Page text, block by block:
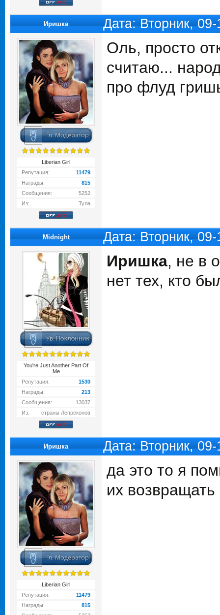
Иришка Дата: Вторник,
Liberian Girl
Репутация:
11479
Награды:
815
Сообщения:
5252
Из:
Тула
Оль, просто
считаю...
про флуд
Midnight Дата: Вторник,
You're Just Another Part Of
Me
Репутация:
1530
Награды:
213
Сообщения:
13037
Из:
страны Лепреконов
Иришка, не в
нет тех, кто
Иришка Дата: Вторник,
Liberian Girl
Репутация:
11479
Награды:
815
да это то я
их